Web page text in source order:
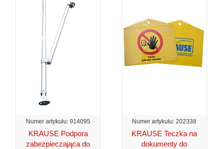
Numer artykułu: 914095
KRAUSE Podpora
zabezpieczająca do
Numer artykułu: 202338
KRAUSE Teczka na
dokumenty do